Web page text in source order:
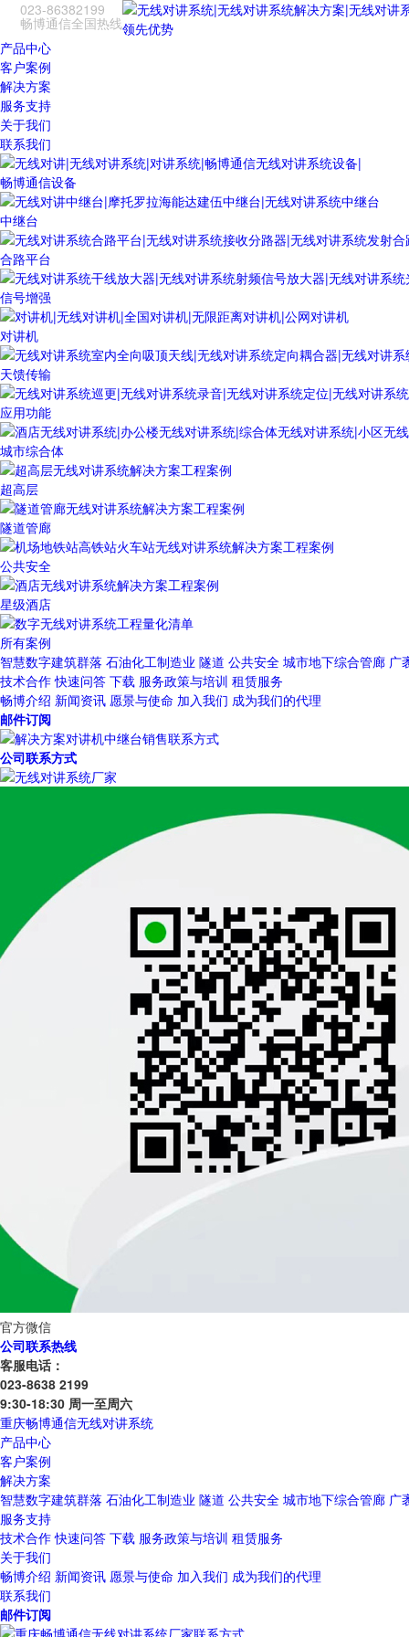
023-86382199
畅博通信全国热线领先优势
产品中心
客户案例
解决方案
服务支持
关于我们
联系我们
畅博通信设备
中继台
合路平台
信号增强
对讲机
天馈传输
应用功能
城市综合体
超高层
隧道管廊
公共安全
星级酒店
所有案例
智慧数字建筑群落 石油化工制造业 隧道 公共安全 城市地下综合管廊 广
技术合作 快速问答 下载 服务政策与培训 租赁服务
畅博介绍 新闻资讯 愿景与使命 加入我们 成为我们的代理
邮件订阅
公司联系方式
官方微信
公司联系热线
客服电话：
023-8638 2199
9:30-18:30 周一至周六
重庆畅博通信无线对讲系统
产品中心
客户案例
解决方案
智慧数字建筑群落 石油化工制造业 隧道 公共安全 城市地下综合管廊 广
服务支持
技术合作 快速问答 下载 服务政策与培训 租赁服务
关于我们
畅博介绍 新闻资讯 愿景与使命 加入我们 成为我们的代理
联系我们
邮件订阅